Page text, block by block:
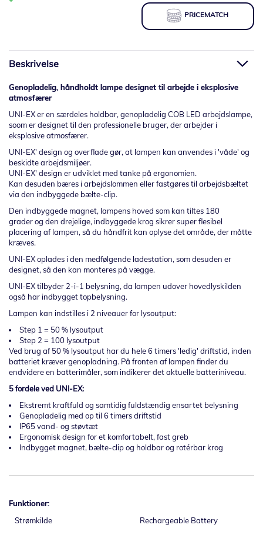
PRICEMATCH
Beskrivelse
Genopladelig, håndholdt lampe designet til arbejde i eksplosive
atmosfærer
UNI-EX er en særdeles holdbar, genopladelig COB LED arbejdslampe,
soom er designet til den professionelle bruger, der arbejder i
eksplosive atmosfærer.
UNI-EX' design og overflade gør, at lampen kan anvendes i 'våde' og
beskidte arbejdsmiljøer.
UNI-EX' design er udviklet med tanke på ergonomien.
Kan desuden bæres i arbejdslommen eller fastgøres til arbejdsbæltet
via den indbyggede bælte-clip.
Den indbyggede magnet, lampens hoved som kan tiltes 180
grader og den drejelige, indbyggede krog sikrer super flesibel
placering af lampen, så du håndfrit kan oplyse det område, der måtte
kræves.
UNI-EX oplades i den medfølgende ladestation, som desuden er
designet, så den kan monteres på vægge.
UNI-EX tilbyder 2-i-1 belysning, da lampen udover hovedlyskilden
også har indbygget topbelysning.
Lampen kan indstilles i 2 niveauer for lysoutput:
Step 1 = 50 % lysoutput
Step 2 = 100 lysoutput
Ved brug af 50 % lysoutput har du hele 6 timers 'ledig' driftstid, inden
batteriet kræver genopladning. På fronten af lampen finder du
endvidere en batterimåler, som indikerer det aktuelle batteriniveau.
5 fordele ved UNI-EX:
Ekstremt kraftfuld og samtidig fuldstændig ensartet belysning
Genopladelig med op til 6 timers driftstid
IP65 vand- og støvtæt
Ergonomisk design for et komfortabelt, fast greb
Indbygget magnet, bælte-clip og holdbar og rotérbar krog
Funktioner:
Strømkilde
Rechargeable Battery